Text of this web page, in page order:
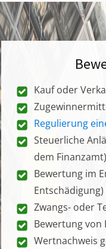
Kauf oder
Regulierung
Steuerliche
dem Finanzamt)
Bewertung im
Entschädigung)
Zwangs- oder
Bewertung von
Wertnachweis